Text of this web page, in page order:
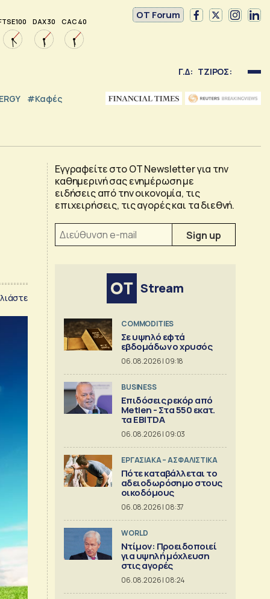
100 DAX 30 CAC 40
OT Forum
Γ.Δ: ΤΖΙΡΟΣ:
#καφές
Εγγραφείτε στο OT Newsletter για την
καθημερινή σας ενημέρωση με
ειδήσεις από την οικονομία, τις
επιχειρήσεις, τις αγορές και τα διεθνή.
Stream
COMMODITIES
Σε υψηλό εφτά
εβδομάδων ο χρυσός
06.08.2026 | 09:18
BUSINESS
Επιδόσεις ρεκόρ από
Metlen - Στα 550 εκατ.
τα EBITDA
06.08.2026 | 09:03
ΕΡΓΑΣΙΑΚΑ – ΑΣΦΑΛΙΣΤΙΚΑ
Πότε καταβάλλεται το
αδειοδωρόσημο στους
οικοδόμους
06.08.2026 | 08:37
WORLD
Ντίμον: Προειδοποιεί
για υψηλή μόχλευση
στις αγορές
06.08.2026 | 08:24